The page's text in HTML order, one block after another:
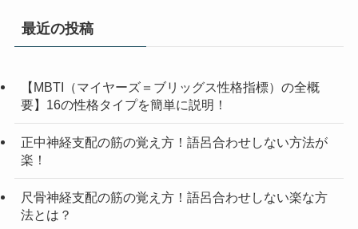
最近の投稿
【MBTI（マイヤーズ＝ブリッグス性格指標）の全概
要】16の性格タイプを簡単に説明！
正中神経支配の筋の覚え方！語呂合わせしない方法が
楽！
尺骨神経支配の筋の覚え方！語呂合わせしない楽な方
法とは？